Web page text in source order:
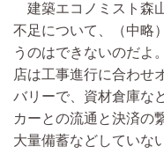
建築エコノミスト森
不足について、
（中略）
うのはできないのだよ
店は工事進行に合わせ
バリーで、資材倉庫な
カーとの流通と決済の
大量備蓄などしていな